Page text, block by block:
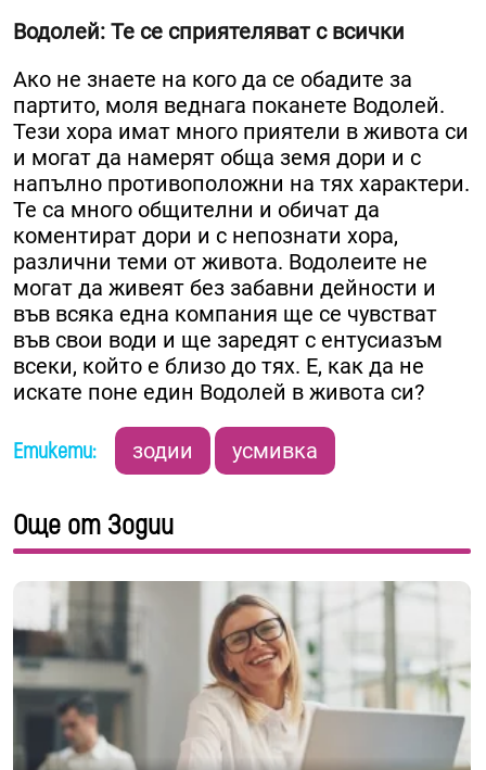
Водолей: Те се сприятеляват с всички
Ако не знаете на кого да се обадите за
партито, моля веднага поканете Водолей.
Тези хора имат много приятели в живота си
и могат да намерят обща земя дори и с
напълно противоположни на тях характери.
Те са много общителни и обичат да
коментират дори и с непознати хора,
различни теми от живота. Водолеите не
могат да живеят без забавни дейности и
във всяка една компания ще се чувстват
във свои води и ще заредят с ентусиазъм
всеки, който е близо до тях. Е, как да не
искате поне един Водолей в живота си?
Етикети: зодии усмивка
Още от Зодии